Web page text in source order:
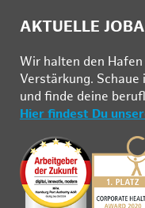
AKTUELLE
Wir hal­ten den
Ver­stär­kung. Schau­e
und fin­de deine
Hier findest Du